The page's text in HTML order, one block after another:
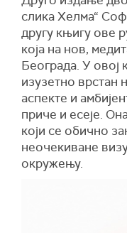
слика Хелма“
другу књигу ове
која на нов,
Београда. У овој
изузетно врстан
аспекте и
приче и есеје.
који се обично
неочекиване
окружењу.